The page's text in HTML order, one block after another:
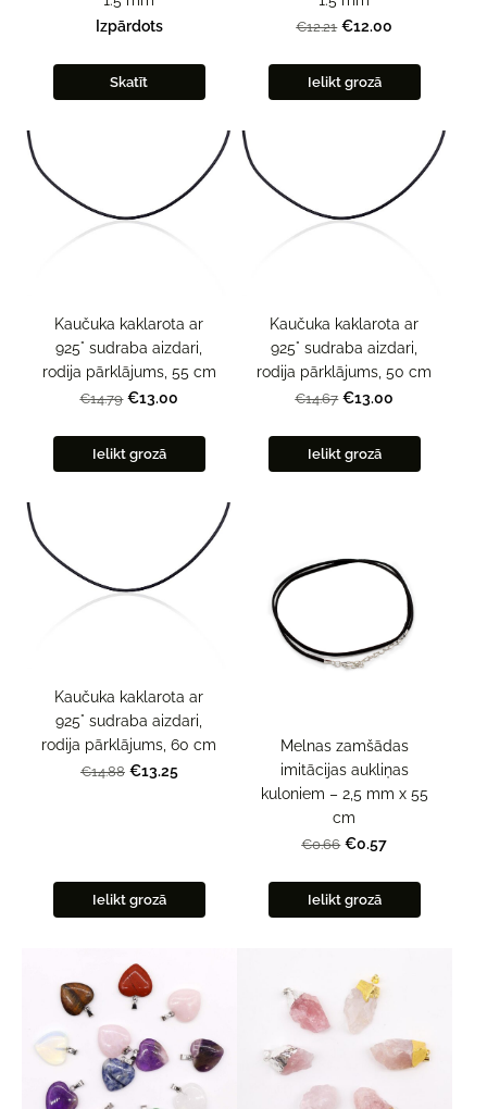
Izpārdots
Skatīt
€12.21 €12.00
Ielikt grozā
Kaučuka kaklarota ar
925° sudraba aizdari,
rodija pārklājums, 55 cm
€14.79 €13.00
Ielikt grozā
Kaučuka kaklarota ar
925° sudraba aizdari,
rodija pārklājums, 50 cm
€14.67 €13.00
Ielikt grozā
Kaučuka kaklarota ar
925° sudraba aizdari,
rodija pārklājums, 60 cm
€14.88 €13.25
Ielikt grozā
Melnas zamšādas
imitācijas aukliņas
kuloniem – 2,5 mm x 55
cm
€0.66 €0.57
Ielikt grozā